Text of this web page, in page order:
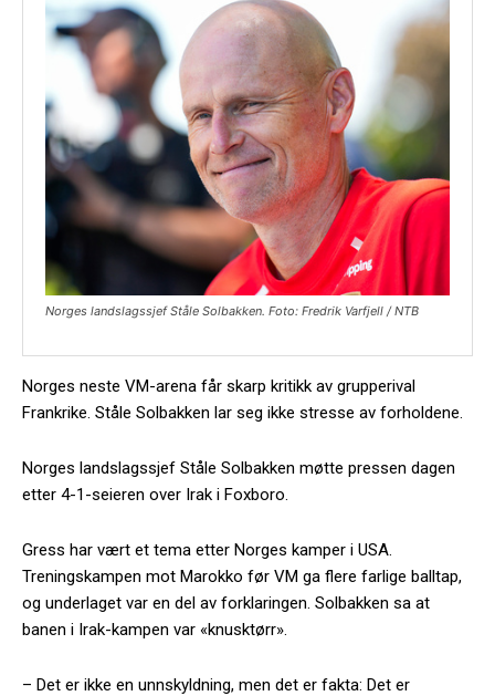
Norges landslagssjef Ståle Solbakken. Foto: Fredrik Varfjell / NTB
Norges neste VM-arena får skarp kritikk av grupperival
Frankrike. Ståle Solbakken lar seg ikke stresse av forholdene.
Norges landslagssjef Ståle Solbakken møtte pressen dagen
etter 4-1-seieren over Irak i Foxboro.
Gress har vært et tema etter Norges kamper i USA.
Treningskampen mot Marokko før VM ga flere farlige balltap,
og underlaget var en del av forklaringen. Solbakken sa at
banen i Irak-kampen var «knusktørr».
– Det er ikke en unnskyldning, men det er fakta: Det er